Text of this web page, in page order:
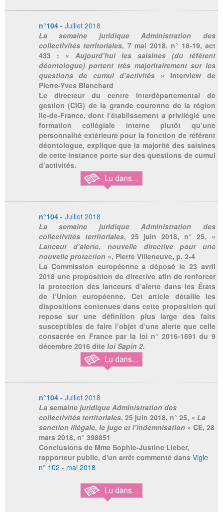
n°104 - Juillet 2018
La semaine juridique Administration des
collectivités territoriales, 7 mai 2018, n° 18-19, act
433 : « Aujourd’hui les saisines (du référent
déontologue) portent très majoritairement sur les
questions de cumul d’activités » Interview de
Pierre-Yves Blanchard
Le directeur du centre interdépartemental de
gestion (CIG) de la grande couronne de la région
Ile-de-France, dont l’établissement a privilégié une
formation collégiale interne plutôt qu’une
personnalité extérieure pour la fonction de référent
déontologue, explique que la majorité des saisines
de cette instance porte sur des questions de cumul
d’activités.
n°104 - Juillet 2018
La semaine juridique Administration des
collectivités territoriales, 25 juin 2018, n° 25, «
Lanceur d’alerte, nouvelle directive pour une
nouvelle protection », Pierre Villeneuve, p. 2-4
La Commission européenne a déposé le 23 avril
2018 une proposition de directive afin de renforcer
la protection des lanceurs d’alerte dans les États
de l’Union européenne. Cet article détaille les
dispositions contenues dans cette proposition qui
repose sur une définition plus large des faits
susceptibles de faire l’objet d’une alerte que celle
consacrée en France par la loi n° 2016-1691 du 9
décembre 2016 dite loi Sapin 2.
n°104 - Juillet 2018
La semaine juridique Administration des
collectivités territoriales, 25 juin 2018, n° 25, « La
sanction illégale, le juge et l’indemnisation » CE, 28
mars 2018, n° 398851
Conclusions de Mme Sophie-Justine Lieber,
rapporteur public, d'un arrêt commenté dans Vigie
n° 102 - mai 2018